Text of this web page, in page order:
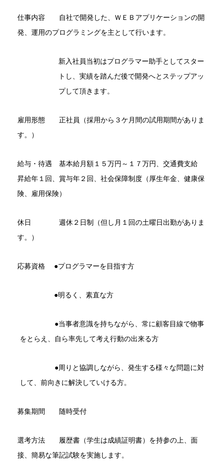
仕事内容 自社で開発した、ＷＥＢアプリケーションの開
発、運用のプログラミングを主として行います。
新入社員当初はプログラマー助手としてスター
トし、実績を踏んだ後で開発へとステップアッ
プして頂きます。
雇用形態 正社員（採用から３ケ月間の試用期間がありま
す。）
給与・待遇 基本給月額１５万円～１７万円、交通費支給
昇給年１回、賞与年２回、社会保障制度（厚生年金、健康保
険、雇用保険）
休日 週休２日制（但し月１回の土曜日出勤がありま
す。）
応募資格 ●プログラマーを目指す方
●明るく、素直な方
●当事者意識を持ちながら、常に顧客目線で物事
をとらえ、自ら率先して考え行動の出来る方
●周りと協調しながら、発生する様々な問題に対
して、前向きに解決していける方。
募集期間 随時受付
選考方法 履歴書（学生は成績証明書）を持参の上、面
接、簡易な筆記試験を実施します。